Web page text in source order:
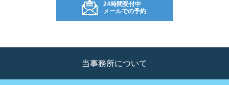
24時間受付中
メールでの予約
当事務所について